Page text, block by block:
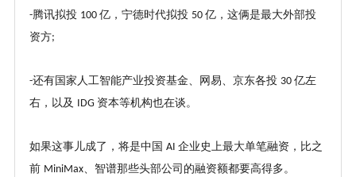
-腾讯拟投 100 亿，宁德时代拟投 50 亿，这俩是最大外部投
资方;
-还有国家人工智能产业投资基金、网易、京东各投 30 亿左
右，以及
IDG 资本等机构也在谈。
如果这事儿成了，将是中国 AI 企业史上最大单笔融资，比之
前 MiniMax、智谱那些头部公司的融资额都要高得多。